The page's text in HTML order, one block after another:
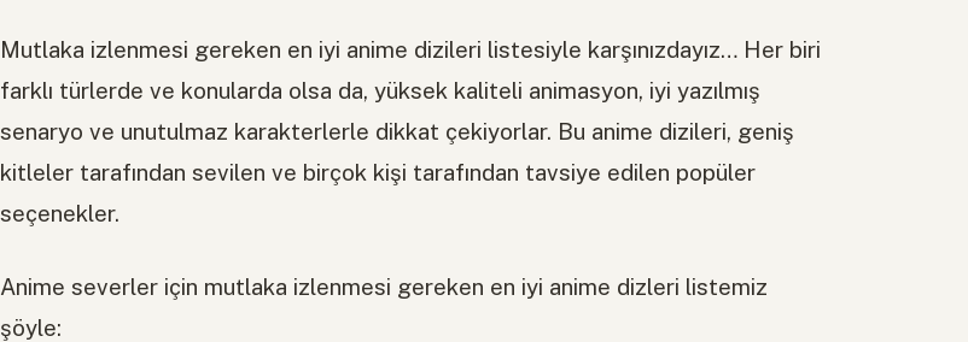
Mutlaka izlenmesi gereken en iyi anime dizileri listesiyle karşınızdayız… Her biri
farklı türlerde ve konularda olsa da, yüksek kaliteli animasyon, iyi yazılmış
senaryo ve unutulmaz karakterlerle dikkat çekiyorlar. Bu anime dizileri, geniş
kitleler tarafından sevilen ve birçok kişi tarafından tavsiye edilen popüler
seçenekler.
Anime severler için mutlaka izlenmesi gereken en iyi anime dizleri listemiz
şöyle: